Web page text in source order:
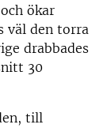
ökar
väl den torra
drabbades
30
till